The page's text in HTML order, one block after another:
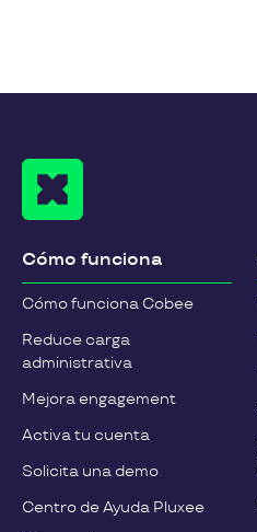
Cómo funciona
Cómo funciona Cobee
Reduce carga
administrativa
Mejora engagement
Activa tu cuenta
Solicita una demo
Centro de Ayuda Pluxee